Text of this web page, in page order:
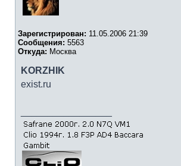
Зарегистрирован: 11.05.2006 21:39
Сообщения: 5563
Откуда: Москва
KORZHIK
exist.ru